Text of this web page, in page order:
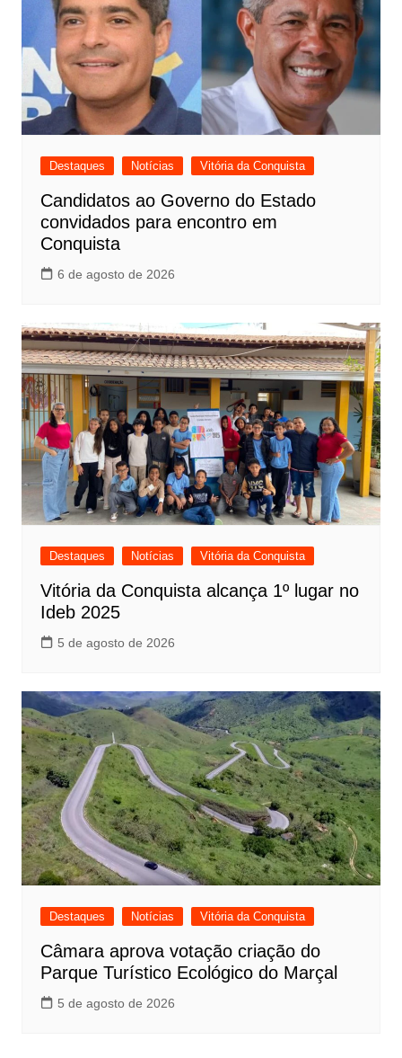
Destaques Notícias Vitória da Conquista
Candidatos ao Governo do Estado
convidados para encontro em
Conquista
6 de agosto de 2026
Destaques Notícias Vitória da Conquista
Vitória da Conquista alcança 1º lugar no
Ideb 2025
5 de agosto de 2026
Destaques Notícias Vitória da Conquista
Câmara aprova votação criação do
Parque Turístico Ecológico do Marçal
5 de agosto de 2026